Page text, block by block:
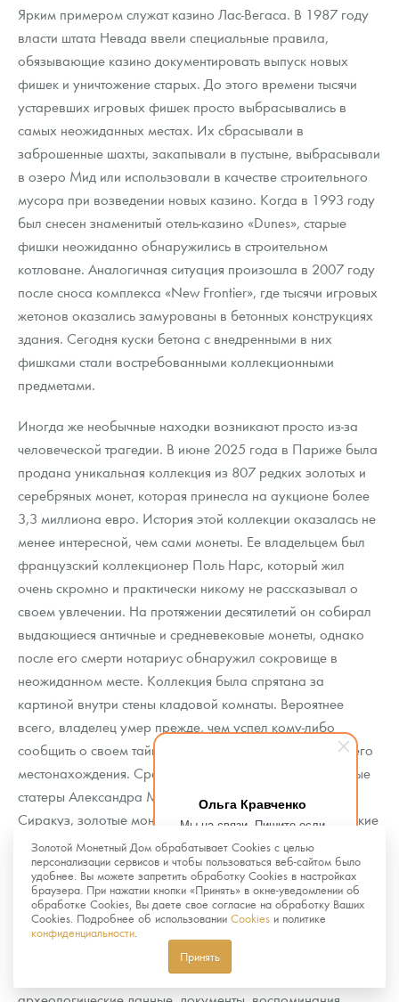
Ольга Кравченко
Мы на связи. Пишите если
возникнут любые вопросы.
Рады помочь.
Ярким примером служат казино Лас-Вегаса. В 1987 году
власти штата Невада ввели специальные правила,
обязывающие казино документировать выпуск новых
фишек и уничтожение старых. До этого времени тысячи
устаревших игровых фишек просто выбрасывались в
самых неожиданных местах. Их сбрасывали в
заброшенные шахты, закапывали в пустыне, выбрасывали
в озеро Мид или использовали в качестве строительного
мусора при возведении новых казино. Когда в 1993 году
был снесен знаменитый отель-казино «Dunes», старые
фишки неожиданно обнаружились в строительном
котловане. Аналогичная ситуация произошла в 2007 году
после сноса комплекса «New Frontier», где тысячи игровых
жетонов оказались замурованы в бетонных конструкциях
здания. Сегодня куски бетона с внедренными в них
фишками стали востребованными коллекционными
предметами.
Иногда же необычные находки возникают просто из-за
человеческой трагедии. В июне 2025 года в Париже была
продана уникальная коллекция из 807 редких золотых и
серебряных монет, которая принесла на аукционе более
3,3 миллиона евро. История этой коллекции оказалась не
менее интересной, чем сами монеты. Ее владельцем был
французский коллекционер Поль Нарс, который жил
очень скромно и практически никому не рассказывал о
своем увлечении. На протяжении десятилетий он собирал
выдающиеся античные и средневековые монеты, однако
после его смерти нотариус обнаружил сокровище в
неожиданном месте. Коллекция была спрятана за
картиной внутри стены кладовой комнаты. Вероятнее
всего, владелец умер прежде, чем успел кому-либо
сообщить о своем тайнике. Вместе с ним ушла и тайна его
местонахождения. Среди найденных монет были золотые
статеры Александра Македонского, редкие монеты
Сиракуз, золотые монеты эпохи Константина II и кельтские
статеры железного века. История получила широкий
международный резонанс, а журналисты метко заметили,
что коллекционер «унес секрет с собой в могилу».
Все эти примеры показывают, насколько важен для
археологов и историков полный контекст находки. Если
удается собрать всю доступную информацию —
Золотой Монетный Дом обрабатывает Cookies с целью
персонализации сервисов и чтобы пользоваться веб-сайтом было
удобнее. Вы можете запретить обработку Cookies в настройках
браузера. При нажатии кнопки «Принять» в окне-уведомлении об
обработке Cookies, Вы даете свое согласие на обработку Ваших
Cookies. Подробнее об использовании Cookies и политике
конфиденциальности
Принять